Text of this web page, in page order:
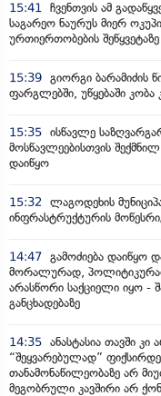
15:41
ჩვენთვის ამ
საგარეო ნაურუს მიერ
ურთიერთობების შეწყვეტაზე
15:39 გიორგი ბარამიძის
ფარგლებში, უწყებაში კობა
15:35 ისწავლე
მოსწავლეებისთვის
დაიწყო
15:32
ლაგოდეხის
ინფრასტრუქტურის
14:47 გამოძიება დაიწყო
მორალურად, პოლიტიკურად
არასწორი საქციელი იყო -
განცხადებაზე
14:35 ანასტასია თავში
“შეყვარებულად”
თანამონაწილეობაზე არ
მეგობრული კავშირი არ